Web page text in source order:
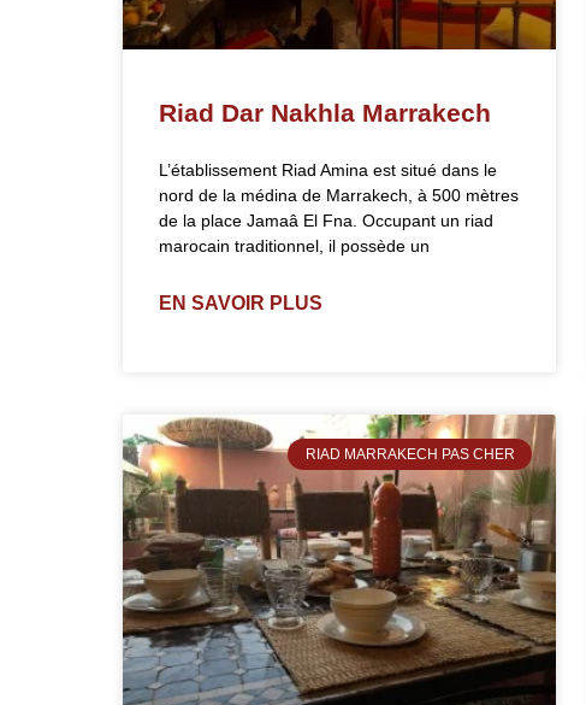
Riad Dar Nakhla Marrakech
L’établissement Riad Amina est situé dans le
nord de la médina de Marrakech, à 500 mètres
de la place Jamaâ El Fna. Occupant un riad
marocain traditionnel, il possède un
EN SAVOIR PLUS
RIAD MARRAKECH PAS CHER